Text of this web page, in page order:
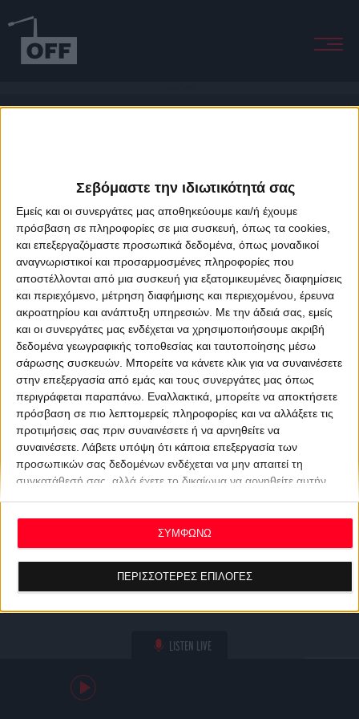
Σεβόμαστε την ιδιωτικότητά σας
Εμείς και οι συνεργάτες μας αποθηκεύουμε και/ή έχουμε
πρόσβαση σε πληροφορίες σε μια συσκευή, όπως τα cookies,
και επεξεργαζόμαστε προσωπικά δεδομένα, όπως μοναδικοί
αναγνωριστικοί και προσαρμοσμένες πληροφορίες που
αποστέλλονται από μια συσκευή για εξατομικευμένες διαφημίσεις
και περιεχόμενο, μέτρηση διαφήμισης και περιεχομένου, έρευνα
ακροατηρίου και ανάπτυξη υπηρεσιών. Με την άδειά σας, εμείς
και οι συνεργάτες μας ενδέχεται να χρησιμοποιήσουμε ακριβή
δεδομένα γεωγραφικής τοποθεσίας και ταυτοποίησης μέσω
σάρωσης συσκευών. Μπορείτε να κάνετε κλικ για να συναινέσετε
στην επεξεργασία από εμάς και τους συνεργάτες μας όπως
περιγράφεται παραπάνω. Εναλλακτικά, μπορείτε να αποκτήσετε
πρόσβαση σε πιο λεπτομερείς πληροφορίες και να αλλάξετε τις
προτιμήσεις σας πριν συναινέσετε ή να αρνηθείτε να
συναινέσετε. Λάβετε υπόψη ότι κάποια επεξεργασία των
προσωπικών σας δεδομένων ενδέχεται να μην απαιτεί τη
συγκατάθεσή σας, αλλά έχετε το δικαίωμα να αρνηθείτε αυτήν
ανακαλέσετε τη συγκατάθεσή σας ανά πάσα στιγμή
επιστρέφοντας σε αυτόν τον ιστότοπο και κάνοντας κλικ στο
κουμπί "Απορρήτου" στο κάτω μέρος της ιστοσελίδας.
ΠΕΡΙΣΣΟΤΕΡΕΣ ΕΠΙΛΟΓΕΣ
ΣΥΜΦΩΝΩ
LISTEN LIVE
About Offradio Business Class Terms & Conditions
Privacy Policy
Designed & developed byporcupine colors&Fotis Alexandrou